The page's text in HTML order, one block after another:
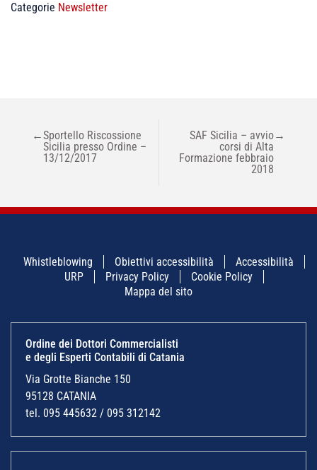
Categorie Newsletter
NAVIGAZIONE
ARTICOLI
←Sportello Riscossione
Sicilia presso Ordine –
13/12/2017
SAF Sicilia – avvio
corsi di Alta
Formazione febbraio
2018
→
Whistleblowing Obiettivi accessibilità
Accessibilità
URP
Privacy Policy
Cookie Policy
Mappa del sito
Ordine dei Dottori Commercialisti
e degli Esperti Contabili di Catania
Via Grotte Bianche 150
95128 CATANIA
tel. 095 445632 / 095 312142